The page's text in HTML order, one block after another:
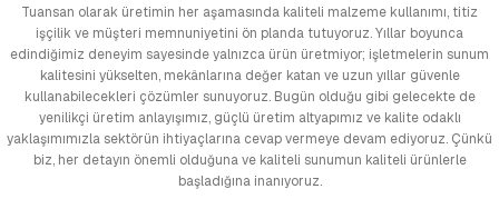
Tuansan olarak üretimin her aşamasında kaliteli malzeme kullanımı, titiz
işçilik ve müşteri memnuniyetini ön planda tutuyoruz. Yıllar boyunca
edindiğimiz deneyim sayesinde yalnızca ürün üretmiyor; işletmelerin sunum
kalitesini yükselten, mekânlarına değer katan ve uzun yıllar güvenle
kullanabilecekleri çözümler sunuyoruz. Bugün olduğu gibi gelecekte de
yenilikçi üretim anlayışımız, güçlü üretim altyapımız ve kalite odaklı
yaklaşımımızla sektörün ihtiyaçlarına cevap vermeye devam ediyoruz. Çünkü
biz, her detayın önemli olduğuna ve kaliteli sunumun kaliteli ürünlerle
başladığına inanıyoruz.